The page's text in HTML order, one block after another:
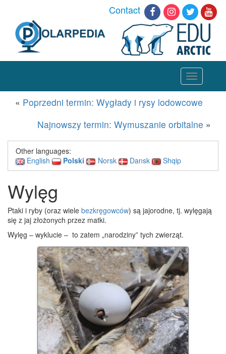
Contact
Toggle
navigation
« Poprzedni termin: Wygłady i rysy lodowcowe
Najnowszy termin: Wymuszanie orbitalne »
Other languages:
English
Polski Norsk Dansk Shqip
Wylęg
Ptaki i ryby (oraz wiele bezkręgowców) są jajorodne, tj. wylęgają
się z jaj złożonych przez matki.
Wylęg – wyklucie – to zatem „narodziny” tych zwierząt.